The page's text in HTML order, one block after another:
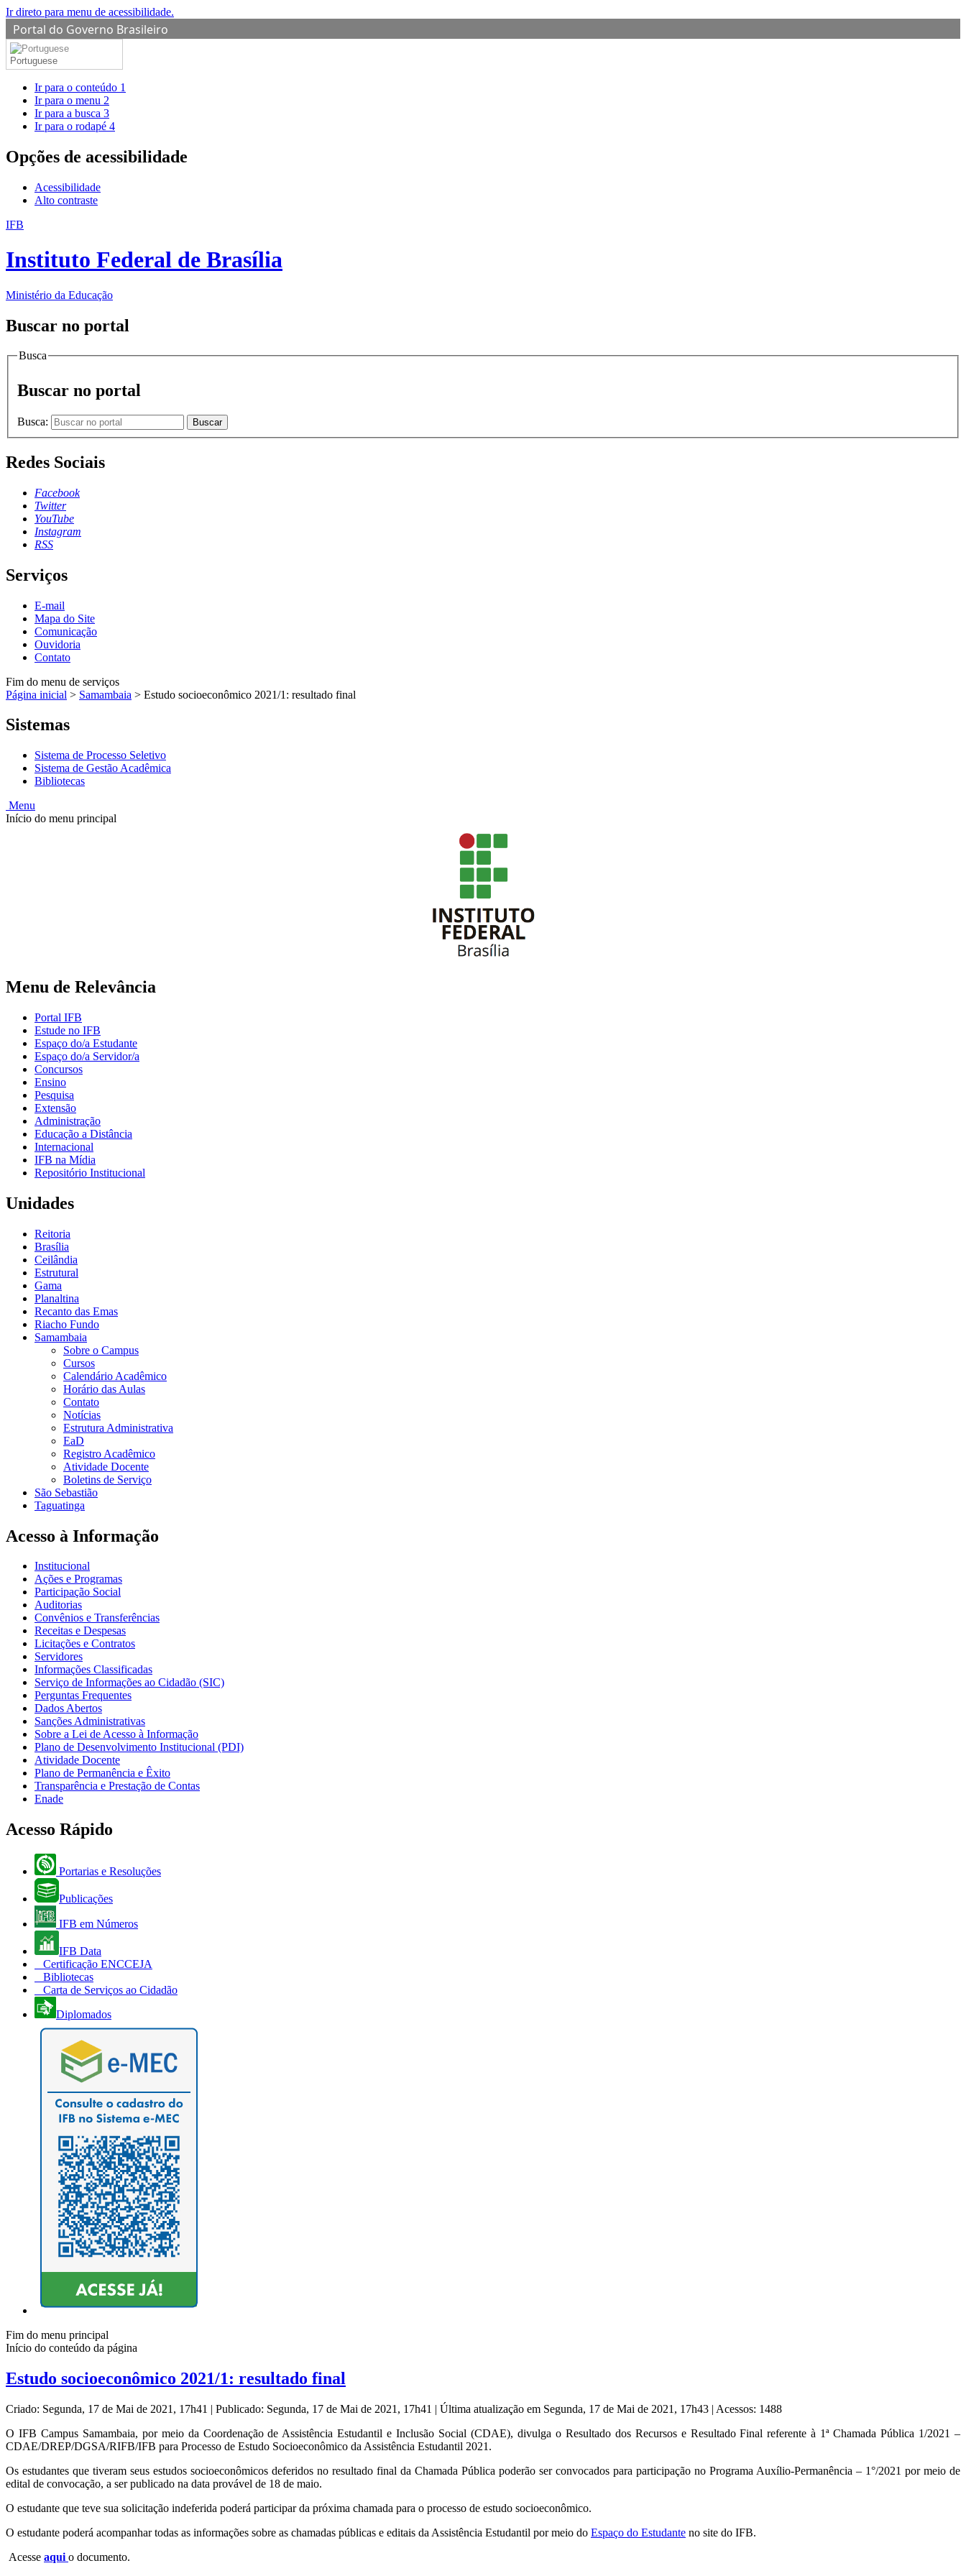
Ir direto para menu de acessibilidade.
Portal do Governo Brasileiro
Portuguese
Ir para o conteúdo 1
Ir para o menu 2
Ir para a busca 3
Ir para o rodapé 4
Opções de acessibilidade
Acessibilidade
Alto contraste
IFB
Instituto Federal de Brasília
Ministério da Educação
Buscar no portal
Busca
Buscar no portal
Busca: Buscar
Redes Sociais
Facebook
Twitter
YouTube
Instagram
RSS
Serviços
E-mail
Mapa do Site
Comunicação
Ouvidoria
Contato
Fim do menu de serviços
Página inicial > Samambaia > Estudo socioeconômico 2021/1: resultado final
Sistemas
Sistema de Processo Seletivo
Sistema de Gestão Acadêmica
Bibliotecas
Menu
Início do menu principal
Menu de Relevância
Portal IFB
Estude no IFB
Espaço do/a Estudante
Espaço do/a Servidor/a
Concursos
Ensino
Pesquisa
Extensão
Administração
Educação a Distância
Internacional
IFB na Mídia
Repositório Institucional
Unidades
Reitoria
Brasília
Ceilândia
Estrutural
Gama
Planaltina
Recanto das Emas
Riacho Fundo
Samambaia
Sobre o Campus
Cursos
Calendário Acadêmico
Horário das Aulas
Contato
Notícias
Estrutura Administrativa
EaD
Registro Acadêmico
Atividade Docente
Boletins de Serviço
São Sebastião
Taguatinga
Acesso à Informação
Institucional
Ações e Programas
Participação Social
Auditorias
Convênios e Transferências
Receitas e Despesas
Licitações e Contratos
Servidores
Informações Classificadas
Serviço de Informações ao Cidadão (SIC)
Perguntas Frequentes
Dados Abertos
Sanções Administrativas
Sobre a Lei de Acesso à Informação
Plano de Desenvolvimento Institucional (PDI)
Atividade Docente
Plano de Permanência e Êxito
Transparência e Prestação de Contas
Enade
Acesso Rápido
Portarias e Resoluções
Publicações
IFB em Números
IFB Data
Certificação ENCCEJA
Bibliotecas
Carta de Serviços ao Cidadão
Diplomados
Fim do menu principal
Início do conteúdo da página
Estudo socioeconômico 2021/1: resultado final
Criado: Segunda, 17 de Mai de 2021, 17h41 | Publicado: Segunda, 17 de Mai de 2021, 17h41 | Última atualização em Segunda, 17 de Mai de 2021, 17h43 | Acessos: 1488
O IFB Campus Samambaia, por meio da Coordenação de Assistência Estudantil e Inclusão Social (CDAE), divulga o Resultado dos Recursos e Resultado Final referente à 1ª Chamada Pública 1/2021 –
CDAE/DREP/DGSA/RIFB/IFB para Processo de Estudo Socioeconômico da Assistência Estudantil 2021.
Os estudantes que tiveram seus estudos socioeconômicos deferidos no resultado final da Chamada Pública poderão ser convocados para participação no Programa Auxílio-Permanência – 1°/2021 por meio de
edital de convocação, a ser publicado na data provável de 18 de maio.
O estudante que teve sua solicitação indeferida poderá participar da próxima chamada para o processo de estudo socioeconômico.
O estudante poderá acompanhar todas as informações sobre as chamadas públicas e editais da Assistência Estudantil por meio do Espaço do Estudante no site do IFB.
Acesse aqui o documento.